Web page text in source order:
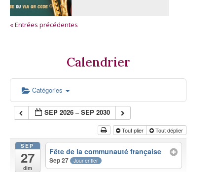
« Entrées précédentes
Calendrier
Catégories
SEP 2026 – SEP 2030
Tout plier Tout déplier
SEP
27
dim
Fête de la communauté française
Sep 27 Jour entier